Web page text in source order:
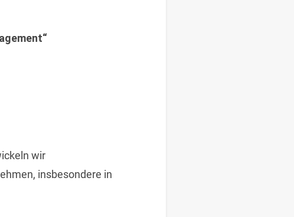
wir
insbesondere in